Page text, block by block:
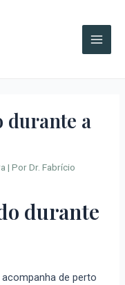
durante a
| PorDr. Fabrício
durante
de perto